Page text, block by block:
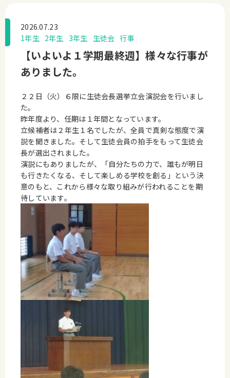
2026.07.23
1年生 2年生 3年生 生徒会 行事
【いよいよ１学期最終週】様々な行事が
ありました。
２２日（火）６限に生徒会長選挙立会演説会を行いまし
た。
昨年度より、任期は１年間となっています。
立候補者は２年生１名でしたが、全員で真剣な態度で演
説を聞きました。そして生徒会員の拍手をもって生徒会
長が選出されました。
演説にもありましたが、「自分たちの力で、誰もが明日
も行きたくなる、そして楽しめる学校を創る」という決
意のもと、これから様々な取り組みが行われることを期
待しています。